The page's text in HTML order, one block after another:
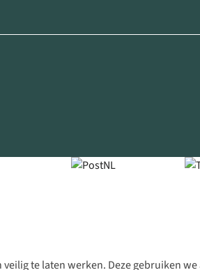
te laten werken. Deze gebruiken